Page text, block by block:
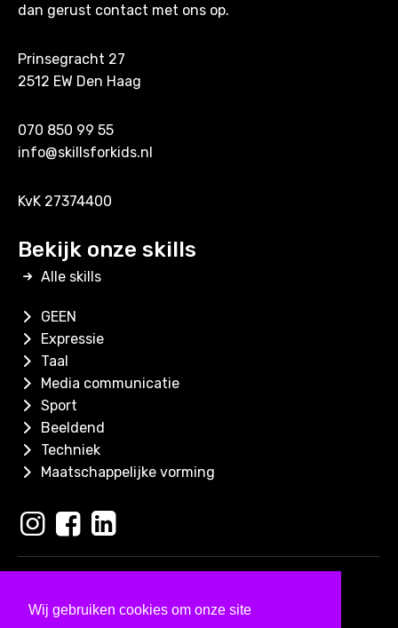
Wij gebruiken cookies om onze site
dan gerust contact met ons op.
Prinsegracht 27
2512 EW Den Haag
070 850 99 55
info@skillsforkids.nl
KvK 27374400
Bekijk onze skills
Alle skills
GEEN
Expressie
Taal
Media communicatie
Sport
Beeldend
Techniek
Maatschappelijke vorming
Skills for Kids